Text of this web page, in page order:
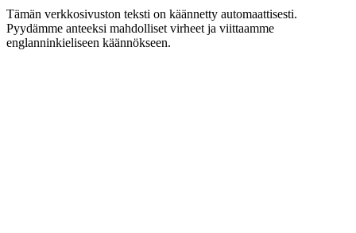
Tämän verkkosivuston teksti on käännetty automaattisesti.
Pyydämme anteeksi mahdolliset virheet ja viittaamme
englanninkieliseen käännökseen.